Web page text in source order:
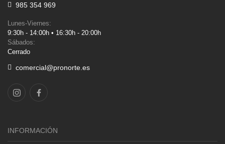
985 354 969
Lunes-Viernes:
9:30h - 14:00h • 16:30h - 20:00h
Sábados:
Cerrado
comercial@pronorte.es
INFORMACIÓN